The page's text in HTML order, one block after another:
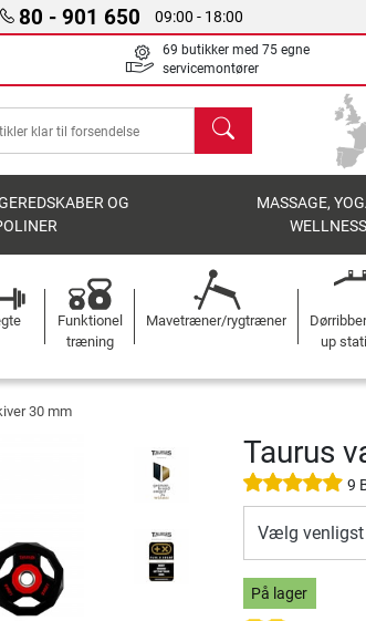
80 - 901 650 09:00 - 18:00
69 butikker med 75 egne
servicemontører
søg
OG
MASSAGE,
Funktionel
træning
Mavetræner/rygtræner
up
30 mm
Taurus
9
Vælg venligst
På lager